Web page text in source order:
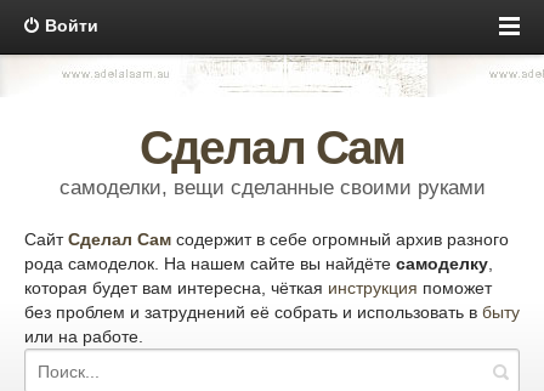
Войти
Сделал Сам
самоделки, вещи сделанные своими руками
СайтСделал Сам содержит в себе огромный архив разного
рода самоделок. На нашем сайте вы найдёте самоделку
которая будет вам интересна, чёткая инструкция поможет
без проблем и затруднений её собрать и использовать в быту
или на работе.